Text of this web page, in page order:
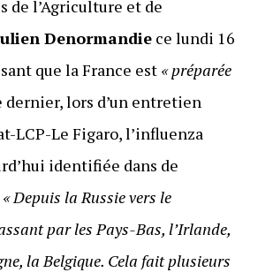
de l’Agriculture et de
Denormandiece lundi 16
que la France est « préparée
dernier, lors d’un entretien
LCP-Le Figaro, l’influenza
identifiée dans de
« Depuis la Russie vers le
par les Pays-Bas, l’Irlande,
la Belgique. Cela fait plusieurs